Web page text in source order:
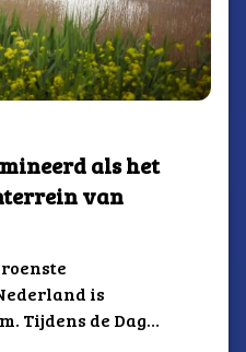
als het
van
is
Tijdens de Dag